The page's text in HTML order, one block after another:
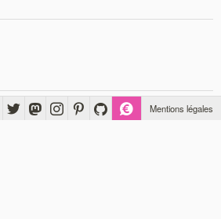
Mentions légales